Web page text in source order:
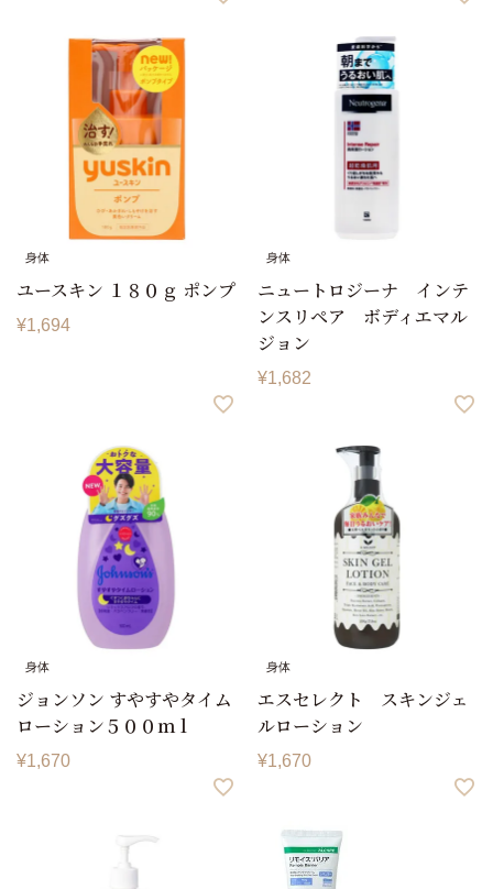
身体
ユースキン １８０ｇ ポンプ
¥1,694
身体
ニュートロジーナ インテ
ンスリペア ボディエマル
ジョン
¥1,682
身体
ジョンソン すやすやタイム
ローション５００ｍｌ
¥1,670
身体
エスセレクト スキンジェ
ルローション
¥1,670